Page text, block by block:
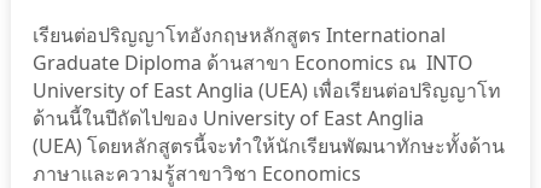
เรียนต่อปริญญาโทอังกฤษหลักสูตร International
Graduate Diploma ด้านสาขา Economics ณ INTO
University of East Anglia (UEA) เพื่อเรียนต่อปริญญาโท
ด้านนี้ในปีถัดไปของ University of East Anglia
(UEA) โดยหลักสูตรนี้จะทำให้นักเรียนพัฒนาทักษะทั้งด้าน
ภาษาและความรู้สาขาวิชา Economics